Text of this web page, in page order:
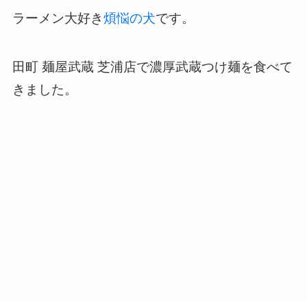
ラーメン大好き煩悩の犬です。
田町 麺屋武蔵 芝浦店で濃厚武蔵つけ麺を食べて
きました。